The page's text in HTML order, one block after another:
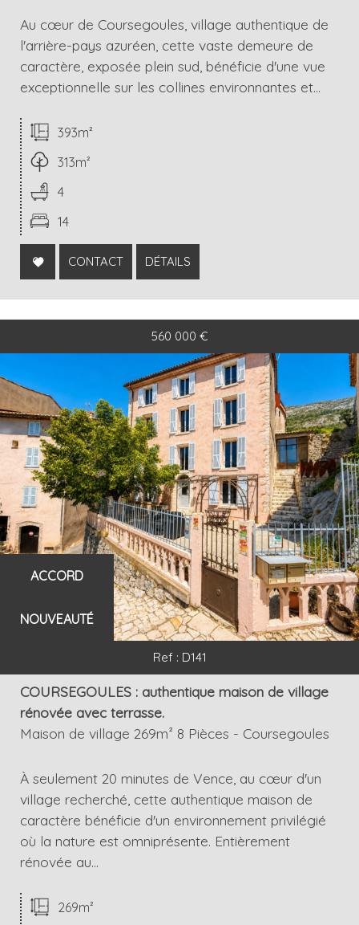
Au cœur de Coursegoules, village authentique de
l'arrière-pays azuréen, cette vaste demeure de
caractère, exposée plein sud, bénéficie d'une vue
exceptionnelle sur les collines environnantes et...
393m²
313m²
4
14
CONTACT DÉTAILS
ACCORD
NOUVEAUTÉ
560 000 €
Ref : D141
COURSEGOULES : authentique maison de village
rénovée avec terrasse.
Maison de village 269m² 8 Pièces - Coursegoules
À seulement 20 minutes de Vence, au cœur d'un
village recherché, cette authentique maison de
caractère bénéficie d'un environnement privilégié
où la nature est omniprésente. Entièrement
rénovée au...
269m²